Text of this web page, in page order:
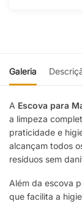
Galeria
A Escova para
a limpeza
praticidade e
alcançam todos
resíduos sem
Além da escova
que facilita a